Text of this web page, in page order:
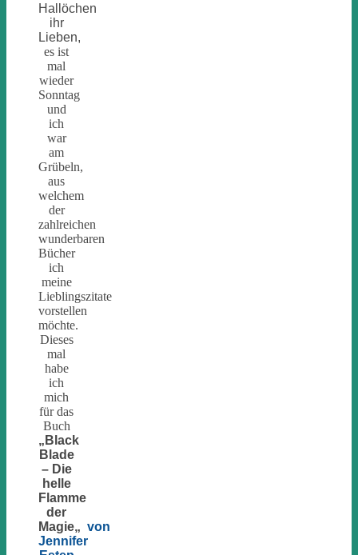
Hallöchen
ihr
Lieben,
es ist
mal
wieder
Sonntag
und
ich
war
am
Grübeln,
aus
welchem
der
zahlreichen
wunderbaren
Bücher
ich
meine
Lieblingszitate
vorstellen
möchte.
Dieses
mal
habe
ich
mich
für das
Buch
„ Black
Blade
– Die
helle
Flamme
der
Magie„ von
Jennifer